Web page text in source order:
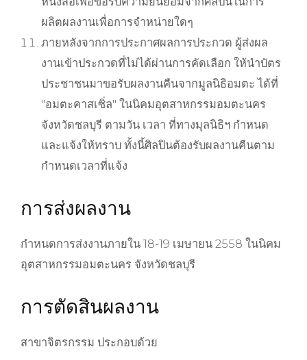
ผลิตผลงานเพื่อการจำหน่ายใดๆ
ภายหลังจากการประกาศผลการประกวด ผู้ส่งผล
งานเข้าประกวดที่ไม่ได้ผ่านการคัดเลือก ให้นำบัตร
ประชาชนมาขอรับผลงานคืนจากมูลนิธิอมตะ ได้ที่
"อมตะคาสเซิ่ล" ในนิคมอุตสาหกรรมอมตะนคร
จังหวัดชลบุรี ตามวัน เวลา ที่ทางมุลนิธิฯ กำหนด
และแจ้งให้ทราบ ทั้งนี้ศิลปินต้องรับผลงานคืนตาม
กำหนดเวลาที่แจ้ง
การส่งผลงาน
กำหนดการส่งงานภายใน 18-19 เมษายน 2558 ในนิคม
อุตสาหกรรมอมตะนคร จังหวัดชลบุรี
การตัดสินผลงาน
สาขาจิตรกรรม ประกอบด้วย